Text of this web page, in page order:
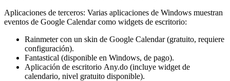
Aplicaciones de terceros: Varias aplicaciones de Windows muestran
eventos de Google Calendar como widgets de escritorio:
Rainmetercon un skin de Google Calendar (gratuito, requiere
configuración).
Fantastical (disponible en Windows, de pago).
Aplicación de escritorio Any.do (incluye widget de
calendario, nivel gratuito disponible).